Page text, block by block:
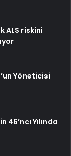
ALS riskini
Yöneticisi
Yılında